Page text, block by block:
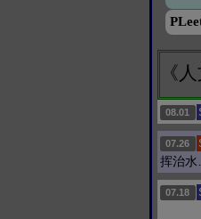
《
08.01
07.26
挥治
07.18